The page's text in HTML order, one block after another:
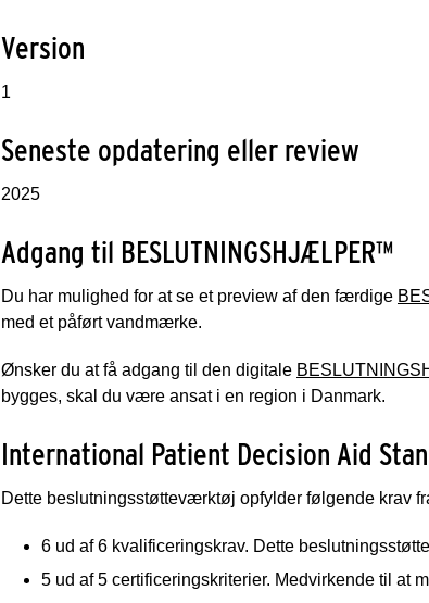
Version
1
Seneste opdatering eller review
2025
Adgang til BESLUTNINGSHJÆLPER™
Du har mulighed for at se et preview af den færdige
med et påført vandmærke.
Ønsker du at få adgang til den digitale
bygges, skal du være ansat i en region i Danmark.
International Patient Decision Aid
Dette beslutningsstøtteværktøj opfylder følgende krav
6 ud af 6 kvalificeringskrav. Dette
5 ud af 5 certificeringskriterier. Medvirkende til at